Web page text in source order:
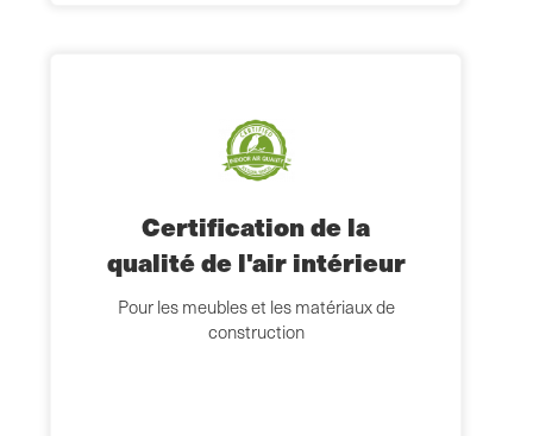
Certification de la
qualité de l'air intérieur
Pour les meubles et les matériaux de
construction